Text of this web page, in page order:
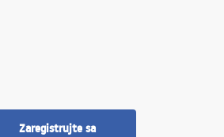
Zaregistrujte sa